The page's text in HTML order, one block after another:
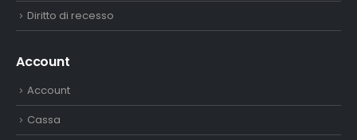
Diritto di recesso
Account
Account
Cassa